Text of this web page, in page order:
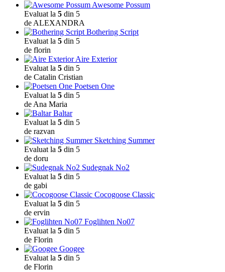
Awesome Possum
Evaluat la 5 din 5
de ALEXANDRA
Bothering Script
Evaluat la 5 din 5
de florin
Aire Exterior
Evaluat la 5 din 5
de Catalin Cristian
Poetsen One
Evaluat la 5 din 5
de Ana Maria
Baltar
Evaluat la 5 din 5
de razvan
Sketching Summer
Evaluat la 5 din 5
de doru
Sudegnak No2
Evaluat la 5 din 5
de gabi
Cocogoose Classic
Evaluat la 5 din 5
de ervin
Foglihten No07
Evaluat la 5 din 5
de Florin
Googee
Evaluat la 5 din 5
de Florin